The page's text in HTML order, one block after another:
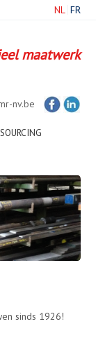
FR
NL
maatwerk
nv.be
SOURCING
sinds 1926!